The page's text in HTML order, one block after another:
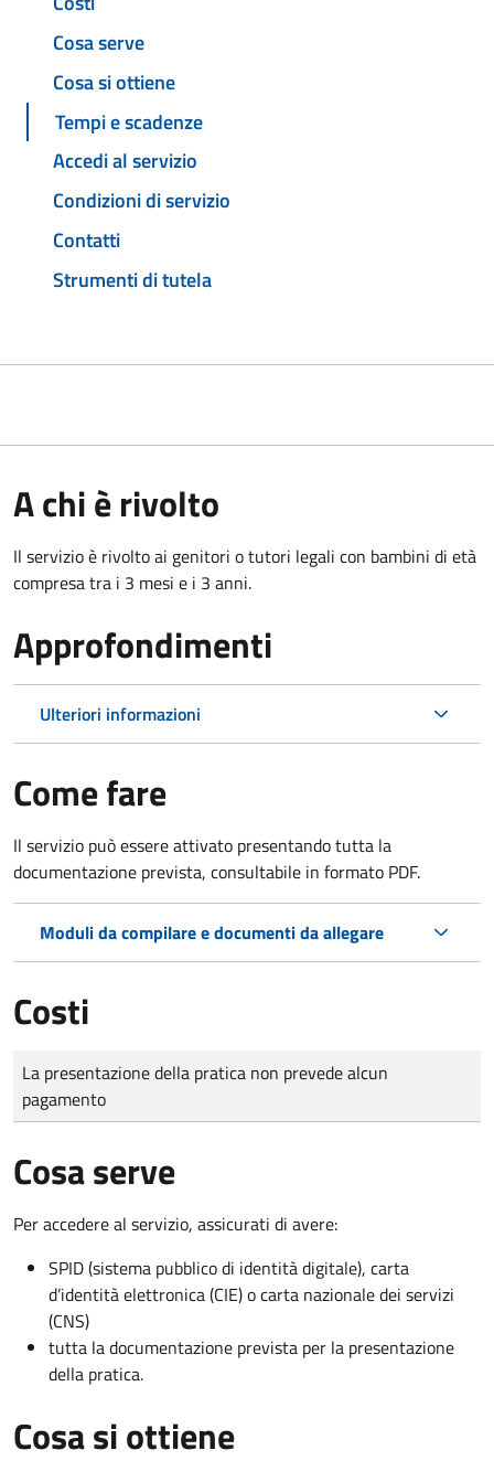
Cosa serve
Cosa si ottiene
Tempi e scadenze
Accedi al servizio
Condizioni di servizio
Contatti
Strumenti di tutela
A chi è rivolto
Il servizio è rivolto ai genitori o tutori legali con bambini di età
compresa tra i 3 mesi e i 3 anni.
Approfondimenti
Ulteriori informazioni
Come fare
Il servizio può essere attivato presentando tutta la
documentazione prevista, consultabile in formato PDF.
Moduli da compilare e documenti da allegare
Costi
Tipo di pagamento
Importo
La presentazione della pratica non prevede alcun
pagamento
Cosa serve
Per accedere al servizio, assicurati di avere:
SPID (sistema pubblico di identità digitale), carta
d’identità elettronica (CIE) o carta nazionale dei servizi
(CNS)
tutta la documentazione prevista per la presentazione
della pratica.
Cosa si ottiene